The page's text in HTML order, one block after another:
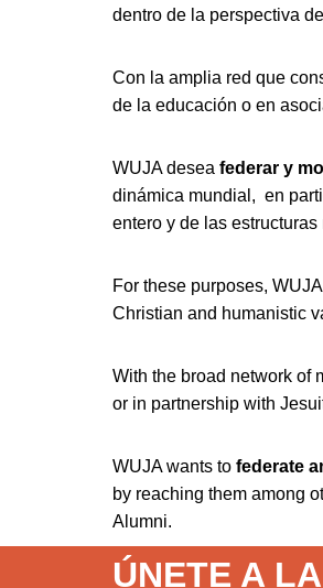
dentro de la perspectiva
Con la amplia red que
de la educación o en
WUJA desea federar y
dinámica mundial, en
entero y de las
For these purposes,
Christian and humanistic
With the broad network of
or in partnership with
WUJA wants to federate
by reaching them among
Alumni.
ÚNETE A